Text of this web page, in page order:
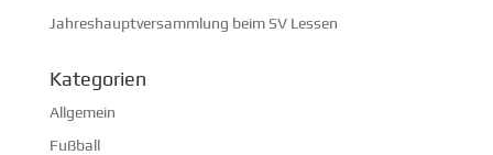
Jahreshauptversammlung beim SV Lessen
Kategorien
Allgemein
Fußball